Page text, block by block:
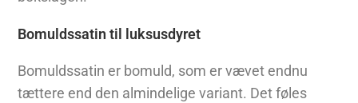
Bomuldssatin til luksusdyret
Bomuldssatin er bomuld, som er vævet endnu
tættere end den almindelige variant. Det føles